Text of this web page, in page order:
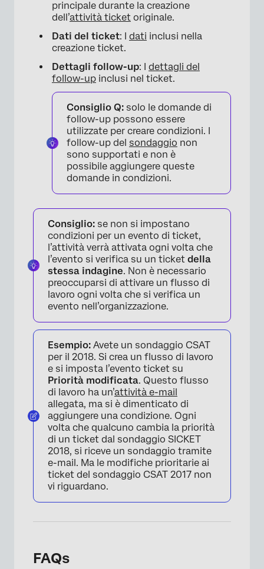
principale durante la creazione
dell’attività ticket originale.
Dati del ticket: I dati inclusi nella
creazione ticket.
Dettagli follow-up: I dettagli del
follow-up inclusi nel ticket.
Consiglio Q: solo le domande di
follow-up possono essere
utilizzate per creare condizioni. I
follow-up del sondaggio non
sono supportati e non è
possibile aggiungere queste
domande in condizioni.
Consiglio: se non si impostano
condizioni per un evento di ticket,
l’attività verrà attivata ogni volta che
l’evento si verifica su un ticket della
stessa indagine. Non è necessario
preoccuparsi di attivare un flusso di
lavoro ogni volta che si verifica un
evento nell’organizzazione.
Esempio: Avete un sondaggio CSAT
per il 2018. Si crea un flusso di lavoro
e si imposta l’evento ticket su
Priorità modificata. Questo flusso
di lavoro ha un’attività e-mail
allegata, ma si è dimenticato di
aggiungere una condizione. Ogni
volta che qualcuno cambia la priorità
di un ticket dal sondaggio SICKET
2018, si riceve un sondaggio tramite
e-mail. Ma le modifiche prioritarie ai
ticket del sondaggio CSAT 2017 non
vi riguardano.
FAQs